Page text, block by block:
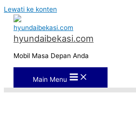
Lewati ke konten
hyundaibekasi.com
Mobil Masa Depan Anda
Main Menu